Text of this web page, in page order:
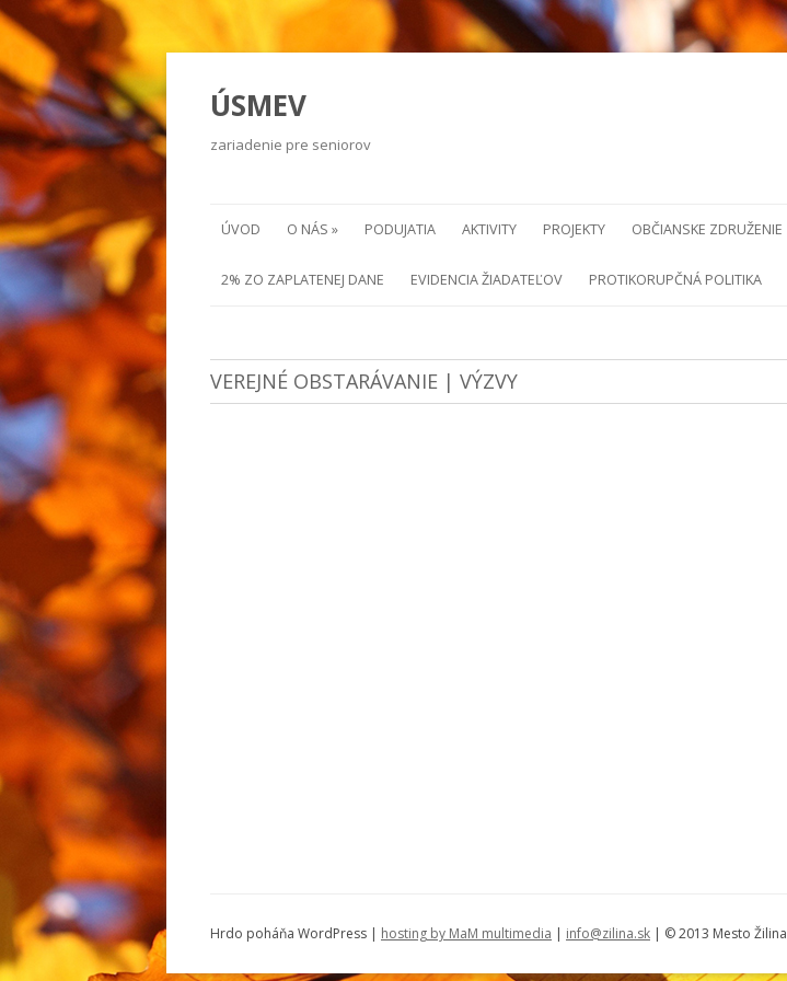
ÚSMEV
zariadenie pre seniorov
ÚVOD O NÁS » PODUJATIA AKTIVITY PROJEKTY OBČIANSKE ZDRUŽENIE
2% ZO ZAPLATENEJ DANE EVIDENCIA ŽIADATEĽOV PROTIKORUPČNÁ POLITIKA
VEREJNÉ OBSTARÁVANIE | VÝZVY
Hrdo poháňa WordPress | hosting by MaM multimedia | info@zilina.sk | © 2013 Mesto Žilina